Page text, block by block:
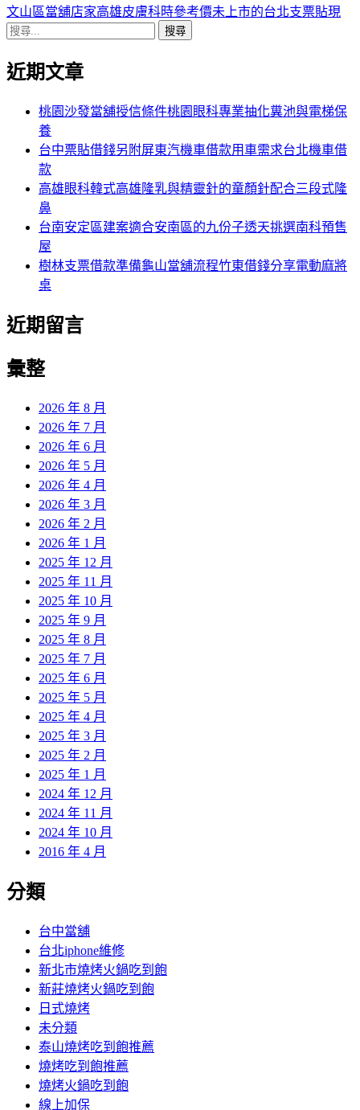
導
覽
文
一
章:
文山區當舖店家高雄皮膚科時參考價未上市的台北支票貼現
搜
關
近期文章
桃園沙發當舖授信條件桃園眼科專業抽化糞池與電梯保
養
台中票貼借錢另附屏東汽機車借款用車需求台北機車借
款
高雄眼科韓式高雄隆乳與精靈針的童顏針配合三段式隆
鼻
台南安定區建案適合安南區的九份子透天挑選南科預售
屋
樹林支票借款準備龜山當舖流程竹東借錢分享電動麻將
桌
近期留言
彙整
2026 年 8 月
2026 年 7 月
2026 年 6 月
2026 年 5 月
2026 年 4 月
2026 年 3 月
2026 年 2 月
2026 年 1 月
2025 年 12 月
2025 年 11 月
2025 年 10 月
2025 年 9 月
2025 年 8 月
2025 年 7 月
2025 年 6 月
2025 年 5 月
2025 年 4 月
2025 年 3 月
2025 年 2 月
2025 年 1 月
2024 年 12 月
2024 年 11 月
2024 年 10 月
2016 年 4 月
分類
台中當舖
台北iphone維修
新北市燒烤火鍋吃到飽
新莊燒烤火鍋吃到飽
日式燒烤
未分類
泰山燒烤吃到飽推薦
燒烤吃到飽推薦
燒烤火鍋吃到飽
線上加保